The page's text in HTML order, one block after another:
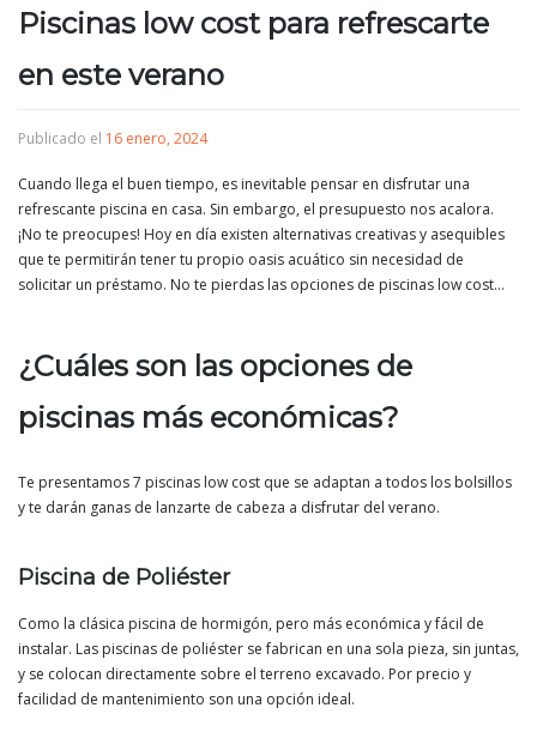
Piscinas low cost para refrescarte
en este verano
Publicado el 16 enero, 2024
Cuando llega el buen tiempo, es inevitable pensar en disfrutar una
refrescante piscina en casa. Sin embargo, el presupuesto nos acalora.
¡No te preocupes! Hoy en día existen alternativas creativas y asequibles
que te permitirán tener tu propio oasis acuático sin necesidad de
solicitar un préstamo. No te pierdas las opciones de piscinas low cost…
¿Cuáles son las opciones de
piscinas más económicas?
Te presentamos 7 piscinas low cost que se adaptan a todos los bolsillos
y te darán ganas de lanzarte de cabeza a disfrutar del verano.
Piscina de Poliéster
Como la clásica piscina de hormigón, pero más económica y fácil de
instalar. Las piscinas de poliéster se fabrican en una sola pieza, sin juntas,
y se colocan directamente sobre el terreno excavado. Por precio y
facilidad de mantenimiento son una opción ideal.